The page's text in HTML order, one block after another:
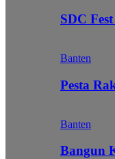
SDC
Banten
Pesta
Banten
Bangun